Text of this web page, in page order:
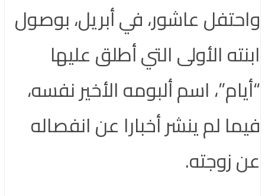
واحتفل عاشور، في أبريل، بوصول
ابنته الأولى التي أطلق عليها
“أيام”، اسم ألبومه الأخير نفسه،
فيما لم ينشر أخبارا عن انفصاله
عن زوجته.